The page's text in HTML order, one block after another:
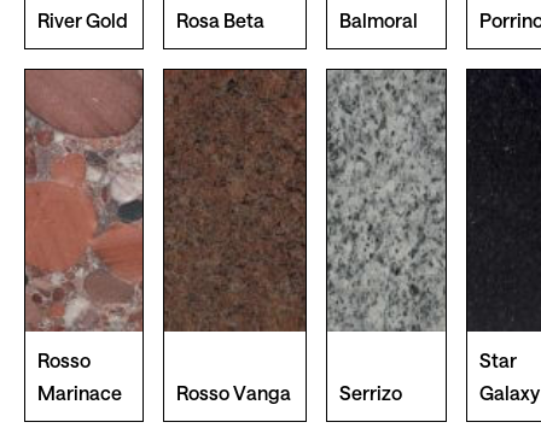
River Gold Rosa Beta
Balmoral
Rosso
Marinace
Rosso Vanga Serrizo
Star
Galaxy